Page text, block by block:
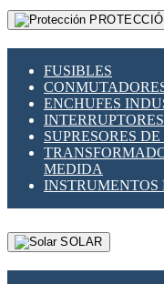
FUSIBLES
ENCHUFES
SUPRESORES
MEDIDA
INSTRUMENTOS
SOLAR